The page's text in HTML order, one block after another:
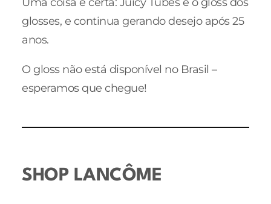
glosses, e continua gerando desejo após 25
anos.
O gloss não está disponível no Brasil –
esperamos que chegue!
SHOP LANCÔME